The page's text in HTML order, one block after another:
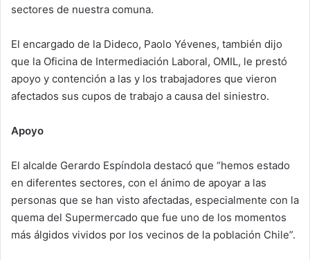
sectores de nuestra comuna.
El encargado de la Dideco, Paolo Yévenes, también dijo
que la Oficina de Intermediación Laboral, OMIL, le prestó
apoyo y contención a las y los trabajadores que vieron
afectados sus cupos de trabajo a causa del siniestro.
Apoyo
El alcalde Gerardo Espíndola destacó que “hemos estado
en diferentes sectores, con el ánimo de apoyar a las
personas que se han visto afectadas, especialmente con la
quema del Supermercado que fue uno de los momentos
más álgidos vividos por los vecinos de la población Chile”.